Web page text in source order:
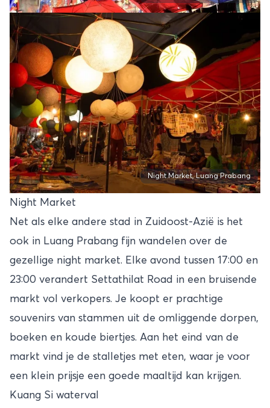
Night Market, Luang Prabang
Night Market
Net als elke andere stad in Zuidoost-Azië is het
ook in Luang Prabang fijn wandelen over de
gezellige night market. Elke avond tussen 17:00 en
23:00 verandert Settathilat Road in een bruisende
markt vol verkopers. Je koopt er prachtige
souvenirs van stammen uit de omliggende dorpen,
boeken en koude biertjes. Aan het eind van de
markt vind je de stalletjes met eten, waar je voor
een klein prijsje een goede maaltijd kan krijgen.
Kuang Si waterval